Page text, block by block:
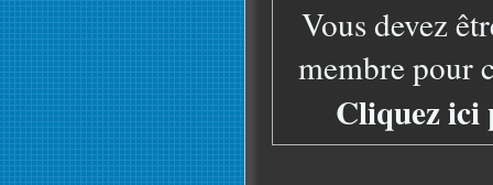
Vous devez
membre pour
Cliquez ici